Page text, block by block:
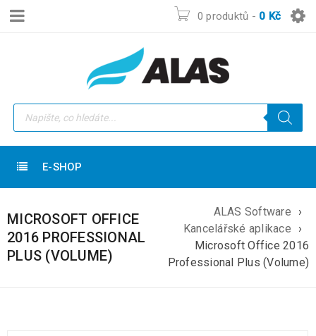
0 produktů - 0 Kč
E-SHOP
MICROSOFT OFFICE
2016 PROFESSIONAL
PLUS (VOLUME)
ALAS Software
›
Kancelářské aplikace
›
Microsoft Office 2016
Professional Plus (Volume)